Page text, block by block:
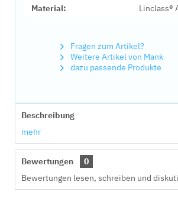
Material: Linclass®
Fragen zum Artikel?
Weitere Artikel von Mank
dazu passende Produkte
Beschreibung
mehr
Bewertungen
0
Bewertungen lesen, schreiben und